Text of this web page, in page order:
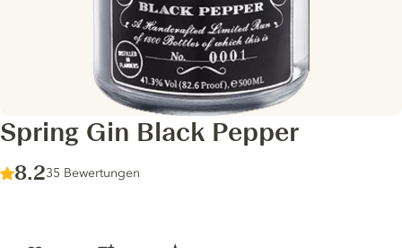
Spring Gin Black Pepper
Score :
8.2/ 10
35 Bewertungen